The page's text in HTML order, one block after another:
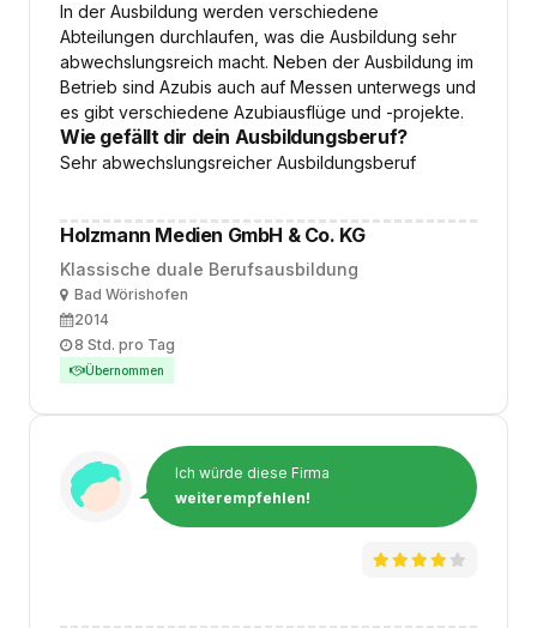
In der Ausbildung werden verschiedene
Abteilungen durchlaufen, was die Ausbildung sehr
abwechslungsreich macht. Neben der Ausbildung im
Betrieb sind Azubis auch auf Messen unterwegs und
es gibt verschiedene Azubiausflüge und -projekte.
Wie gefällt dir dein Ausbildungsberuf?
Sehr abwechslungsreicher Ausbildungsberuf
Holzmann Medien GmbH & Co. KG
Klassische duale Berufsausbildung
OrtBad Wörishofen
Ausbildungsbeginn
2014
Arbeitszeit
8 Std. pro Tag
Übernommen
Ich würde diese Firma
weiterempfehlen!